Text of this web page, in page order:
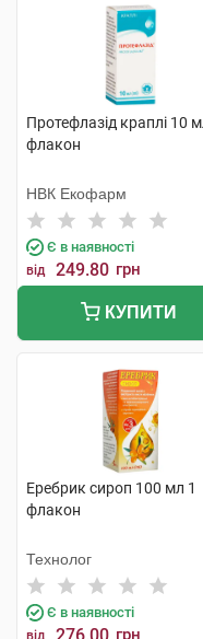
Протефлазід краплі 10
флакон
НВК Екофарм
Є в наявності
від 249.80 грн
КУПИТИ
Еребрик сироп 100 мл 1
флакон
Технолог
Є в наявності
від грн